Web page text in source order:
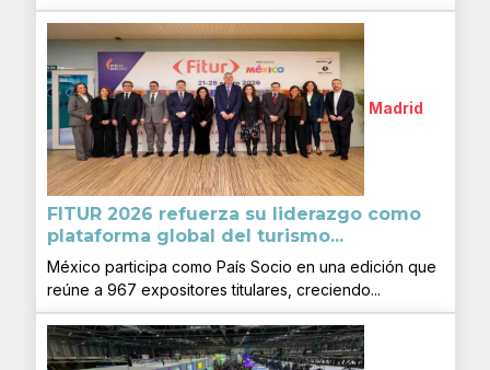
Madrid
FITUR 2026 refuerza su liderazgo como
plataforma global del turismo...
México participa como País Socio en una edición que
reúne a 967 expositores titulares, creciendo...